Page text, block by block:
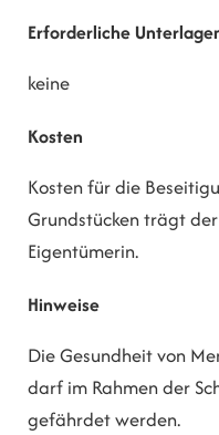
Erforderliche
keine
Kosten
Kosten für die
Grundstücken trägt
Eigentümerin.
Hinweise
Die Gesundheit von
darf im Rahmen der
gefährdet werden.